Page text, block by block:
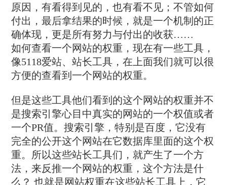
原因，有看得到见的，也有看不见；不管如何
付出，最后拿结果的时候，就是一个机制的正
确体现，更是所有努力与付出的收获……
如何查看一个网站的权重，现在有一些工具，
像5118爱站、站长工具，在上面我们就可以很
方便的查看到一个网站的权重。
但是这些工具他们看到的这个网站的权重并不
是搜索引擎心目中真实的网站的一个权值或者
一个PR值。搜索引擎，特别是百度，它没有
完全的公开这个网站在它数据库里面的这个权
重。所以这些站长工具们，就产生了一个方
法，来反推一个网站的权重，这个方法是什
么？ 也就是网站权重在这些站长工具上，它